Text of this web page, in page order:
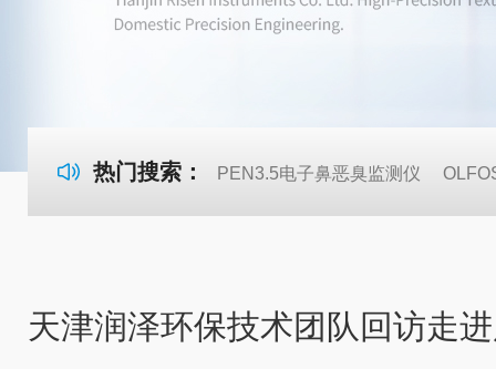
热门搜索： PEN3.5电子鼻恶臭监测仪
天津润泽环保技术团队回访走